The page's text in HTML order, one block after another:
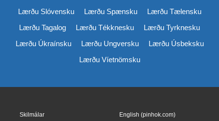
Lærðu Slóvensku
Lærðu Spænsku
Lærðu Tælensku
Lærðu Tagalog
Lærðu Tékknesku
Lærðu Tyrknesku
Lærðu Úkraínsku
Lærðu Ungversku
Lærðu Úsbeksku
Lærðu Víetnömsku
Skilmálar English (pinhok.com)